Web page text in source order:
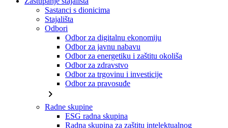
Sastanci s dionicima
Stajališta
Odbori
Odbor za digitalnu ekonomiju
Odbor za javnu nabavu
Odbor za energetiku i zaštitu okoliša
Odbor za zdravstvo
Odbor za trgovinu i investicije
Odbor za pravosuđe
chevron_right
Radne skupine
ESG radna skupina
Radna skupina za zaštitu intelektualnog